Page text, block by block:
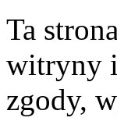
Ta
witryny i
zgody,